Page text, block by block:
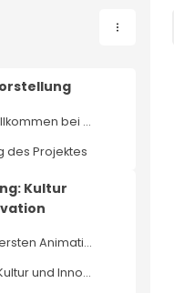
Herzlich Willkommen bei Kulturmanagement innovativ...
des Projektes
Kultur
In diesem ersten Animationsvideo der neuen Serie d...
Episode 1: Kultur und Innovation - Animation